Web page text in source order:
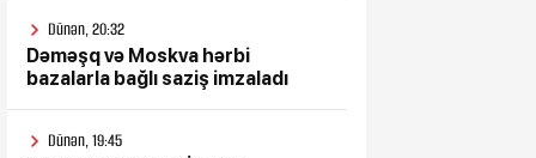
Dünən, 20:32
Dəməşq və Moskva hərbi
bazalarla bağlı saziş imzaladı
Dünən, 19:45